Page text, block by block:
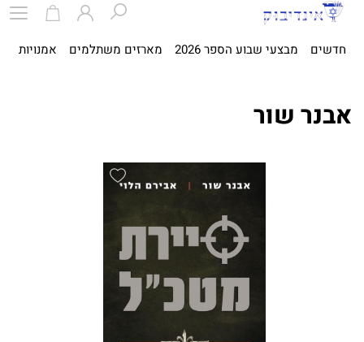
חדשים מבצעי שבוע הספר 2026 מארזים משתלמים אמנויות
אבנר שור